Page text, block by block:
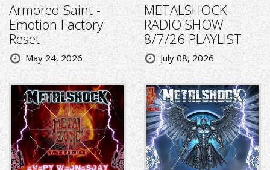
Armored Saint -
Emotion Factory
Reset
May 24, 2026
METALSHOCK
RADIO SHOW
8/7/26 PLAYLIST
July 08, 2026